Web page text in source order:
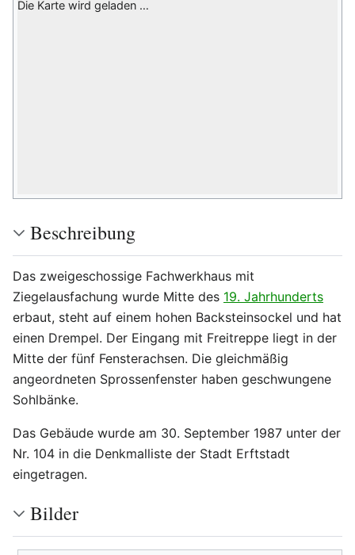
Die Karte wird geladen …
Beschreibung
Das zweigeschossige Fachwerkhaus mit
Ziegelausfachung wurde Mitte des 19. Jahrhunderts
erbaut, steht auf einem hohen Backsteinsockel und hat
einen Drempel. Der Eingang mit Freitreppe liegt in der
Mitte der fünf Fensterachsen. Die gleichmäßig
angeordneten Sprossenfenster haben geschwungene
Sohlbänke.
Das Gebäude wurde am 30. September 1987 unter der
Nr. 104 in die Denkmalliste der Stadt Erftstadt
eingetragen.
Bilder